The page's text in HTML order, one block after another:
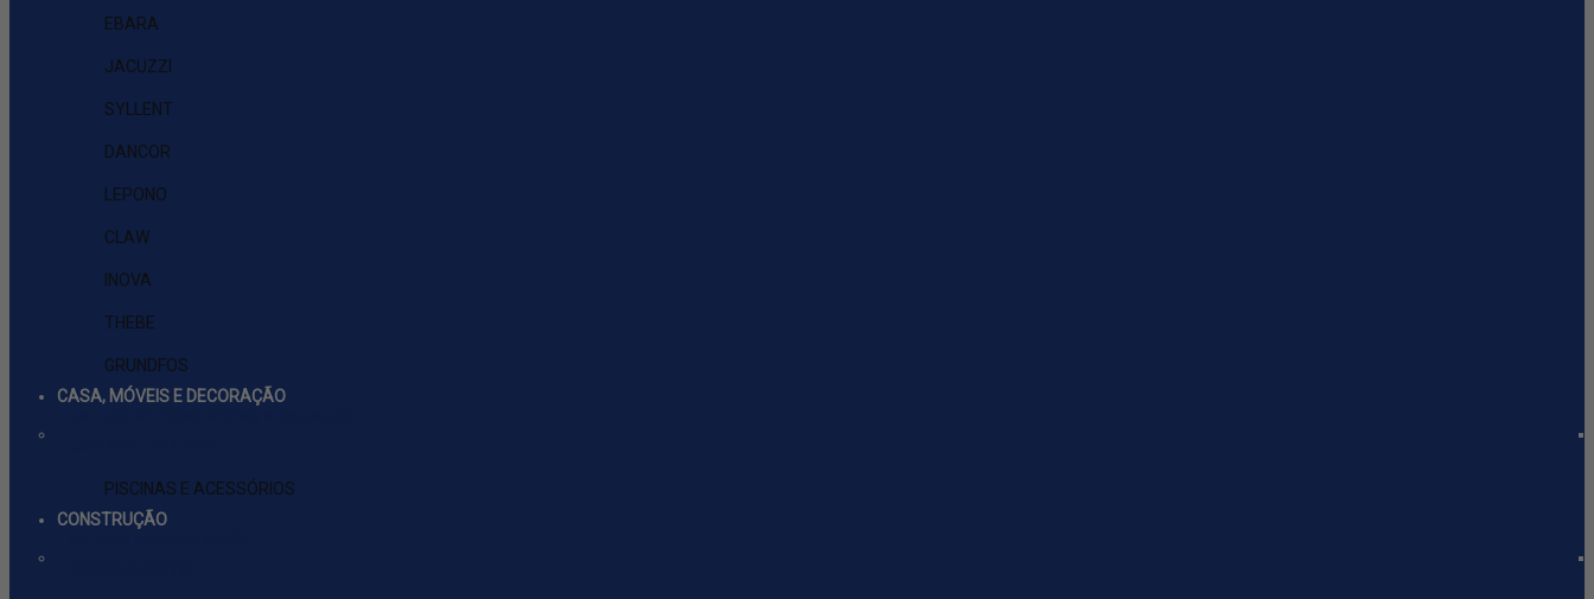
EBARA
JACUZZI
SYLLENT
DANCOR
LEPONO
CLAW
INOVA
THEBE
GRUNDFOS
CASA, MÓVEIS E DECORAÇÃO
PISCINAS E ACESSÓRIOS
CONSTRUÇÃO